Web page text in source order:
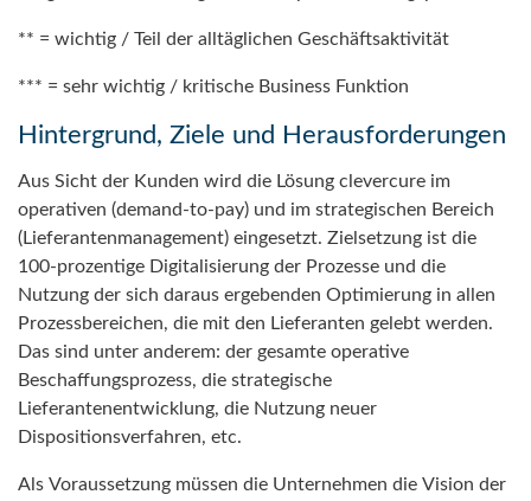
** = wichtig / Teil der alltäglichen Geschäftsaktivität
*** = sehr wichtig / kritische Business Funktion
Hintergrund, Ziele und Herausforderungen
Aus Sicht der Kunden wird die Lösung clevercure im
operativen (demand-to-pay) und im strategischen Bereich
(Lieferantenmanagement) eingesetzt. Zielsetzung ist die
100-prozentige Digitalisierung der Prozesse und die
Nutzung der sich daraus ergebenden Optimierung in allen
Prozessbereichen, die mit den Lieferanten gelebt werden.
Das sind unter anderem: der gesamte operative
Beschaffungsprozess, die strategische
Lieferantenentwicklung, die Nutzung neuer
Dispositionsverfahren, etc.
Als Voraussetzung müssen die Unternehmen die Vision der